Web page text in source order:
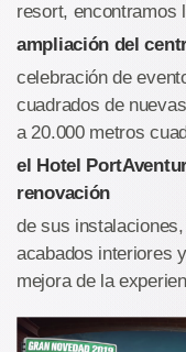
resort, encontramos
ampliación del
celebración de
cuadrados de
a 20.000 metros
el Hotel
renovación
de sus
acabados interiores
mejora de la